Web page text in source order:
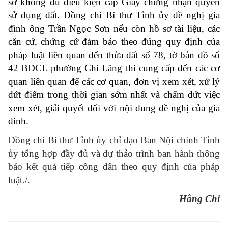
sử dụng đất. Đồng chí Bí thư Tỉnh ủy đề nghị gia
đình ông Trần Ngọc Sơn nếu còn hồ sơ tài liệu, các
căn cứ, chứng cứ đảm bảo theo đúng quy định của
pháp luật liên quan đến thửa đất số 78, tờ bản đồ số
42 BĐCL phường Chi Lăng thì cung cấp đến các cơ
quan liên quan để các cơ quan, đơn vị xem xét, xử lý
dứt điểm trong thời gian sớm nhất và chấm dứt việc
xem xét, giải quyết đối với nội dung đề nghị của gia
đình.
Đồng chí Bí thư Tỉnh ủy chỉ đạo Ban Nội chính Tỉnh
ủy tổng hợp đầy đủ và dự thảo trình ban hành thông
báo kết quả tiếp công dân theo quy định của pháp
luật./.
Hằng Chi